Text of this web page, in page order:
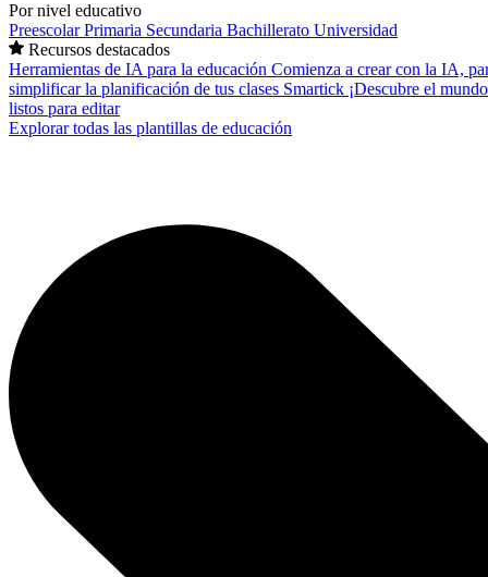
Por nivel educativo
PreescolarPrimaria Secundaria Bachillerato Universidad
Recursos destacados
Herramientas de IA para la educación Comienza a crear con la IA,
simplificar la planificación de tus clases Smartick ¡Descubre el
listos para editar
Explorar todas las plantillas de educación